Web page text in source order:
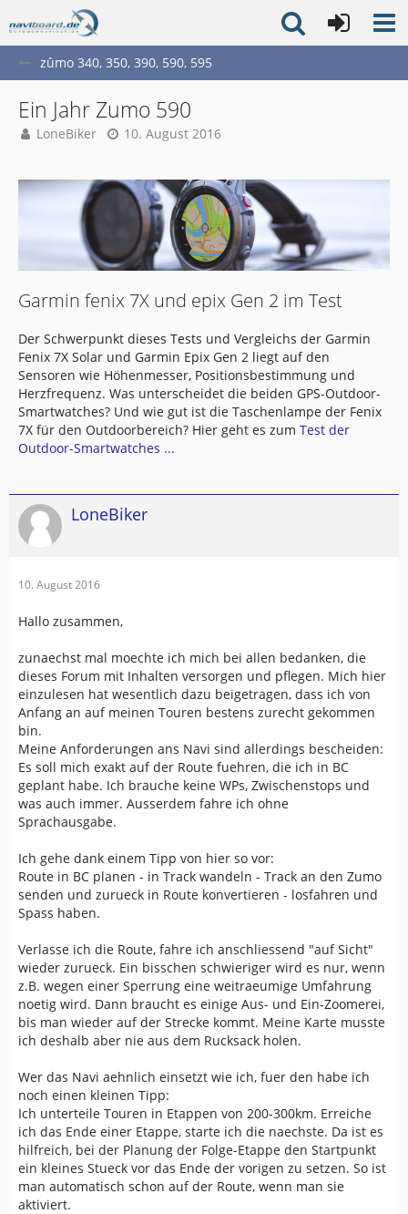
zûmo 340, 350, 390, 590, 595
Ein Jahr Zumo 590
LoneBiker 10. August 2016
Garmin fenix 7X und epix Gen 2 im Test
Der Schwerpunkt dieses Tests und Vergleichs der Garmin
Fenix 7X Solar und Garmin Epix Gen 2 liegt auf den
Sensoren wie Höhenmesser, Positionsbestimmung und
Herzfrequenz. Was unterscheidet die beiden GPS-Outdoor-
Smartwatches? Und wie gut ist die Taschenlampe der Fenix
7X für den Outdoorbereich? Hier geht es zum Test der
Outdoor-Smartwatches ...
LoneBiker
10. August 2016
Hallo zusammen,
zunaechst mal moechte ich mich bei allen bedanken, die
dieses Forum mit Inhalten versorgen und pflegen. Mich hier
einzulesen hat wesentlich dazu beigetragen, dass ich von
Anfang an auf meinen Touren bestens zurecht gekommen
bin.
Meine Anforderungen ans Navi sind allerdings bescheiden:
Es soll mich exakt auf der Route fuehren, die ich in BC
geplant habe. Ich brauche keine WPs, Zwischenstops und
was auch immer. Ausserdem fahre ich ohne
Sprachausgabe.
Ich gehe dank einem Tipp von hier so vor:
Route in BC planen - in Track wandeln - Track an den Zumo
senden und zurueck in Route konvertieren - losfahren und
Spass haben.
Verlasse ich die Route, fahre ich anschliessend "auf Sicht"
wieder zurueck. Ein bisschen schwieriger wird es nur, wenn
z.B. wegen einer Sperrung eine weitraeumige Umfahrung
noetig wird. Dann braucht es einige Aus- und Ein-Zoomerei,
bis man wieder auf der Strecke kommt. Meine Karte musste
ich deshalb aber nie aus dem Rucksack holen.
Wer das Navi aehnlich einsetzt wie ich, fuer den habe ich
noch einen kleinen Tipp:
Ich unterteile Touren in Etappen von 200-300km. Erreiche
ich das Ende einer Etappe, starte ich die naechste. Da ist es
hilfreich, bei der Planung der Folge-Etappe den Startpunkt
ein kleines Stueck vor das Ende der vorigen zu setzen. So ist
man automatisch schon auf der Route, wenn man sie
aktiviert.